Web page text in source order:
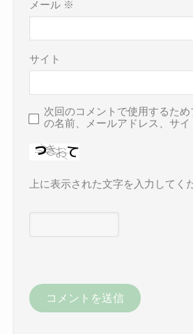
メール ※
サイト
次回のコメントで使用するた
の名前、メールアドレス、サイ
上に表示された文字を入力してく